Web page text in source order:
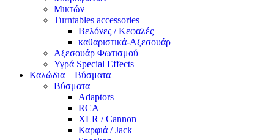
Μικτών
Turntables accessories
Βελόνες / Κεφαλές
καθαριστικά-Αξεσουάρ
Αξεσουάρ Φωτισμού
Υγρά Special Effects
Καλώδια – Βύσματα
Βύσματα
Adaptors
RCA
XLR / Cannon
Καρφιά / Jack